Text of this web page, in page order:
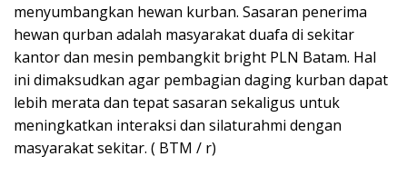
menyumbangkan hewan kurban. Sasaran penerima
hewan qurban adalah masyarakat duafa di sekitar
kantor dan mesin pembangkit bright PLN Batam. Hal
ini dimaksudkan agar pembagian daging kurban dapat
lebih merata dan tepat sasaran sekaligus untuk
meningkatkan interaksi dan silaturahmi dengan
masyarakat sekitar. ( BTM / r)